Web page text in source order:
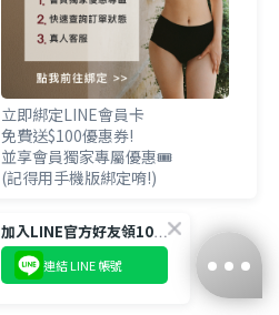
立即綁定LINE會員卡
免費送$100優惠券!
並享會員獨家專屬優惠🎟️
(記得用手機版綁定唷!)
加入LINE官方好友領100優惠券💰
連結 LINE 帳號